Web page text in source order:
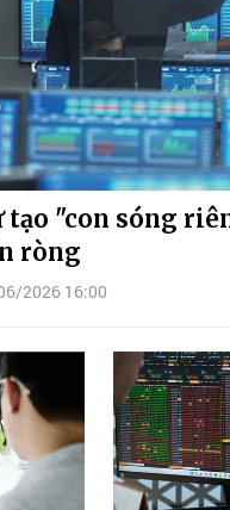
tạo "con sóng
ròng
2026 16:00